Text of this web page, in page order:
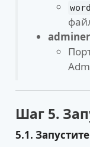
adminer
Шаг 5.
5.1.